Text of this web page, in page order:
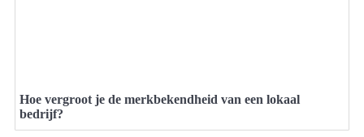
Hoe vergroot je de merkbekendheid van een lokaal
bedrijf?